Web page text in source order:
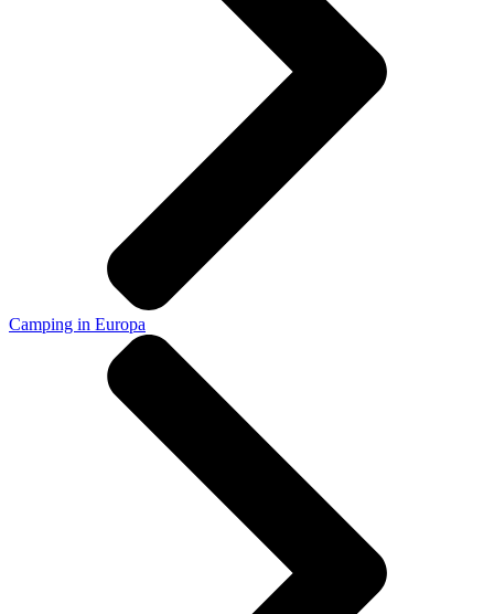
Camping in Europa